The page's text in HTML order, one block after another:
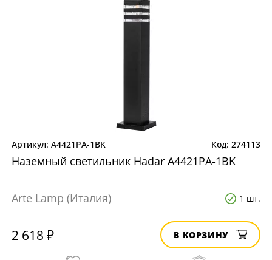
A4421PA-1BK 274113
Наземный светильник Hadar A4421PA-1BK
Arte Lamp (Италия) 1 шт.
2 618 ₽ В КОРЗИНУ